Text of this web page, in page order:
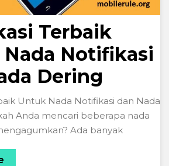
Terbaik
Notifikasi
Dering
Untuk Nada Notifikasi dan Nada
Anda mencari beberapa nada
Ada banyak